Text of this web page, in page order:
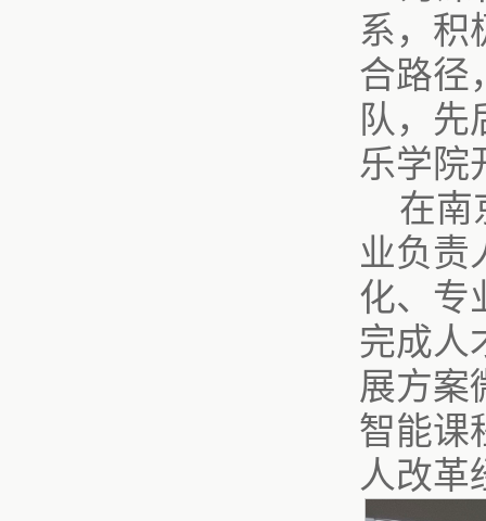
系，积
合路径
队，
乐学院
在南
业负责
化、专
完成人
展方案
智能课
人改革